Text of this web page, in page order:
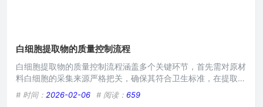
白细胞提取物的质量控制流程
白细胞提取物的质量控制流程涵盖多个关键环节，首先需对原材
料白细胞的采集来源严格把关，确保其符合卫生标准，在提取过
程中，精准控制温度、时间等条件，保障有效成分的提取率与纯
度，运用多种先进检测技术，如高效液相色谱等，对提取物的成
# 时间： 2026-02-06 # 阅读： 659